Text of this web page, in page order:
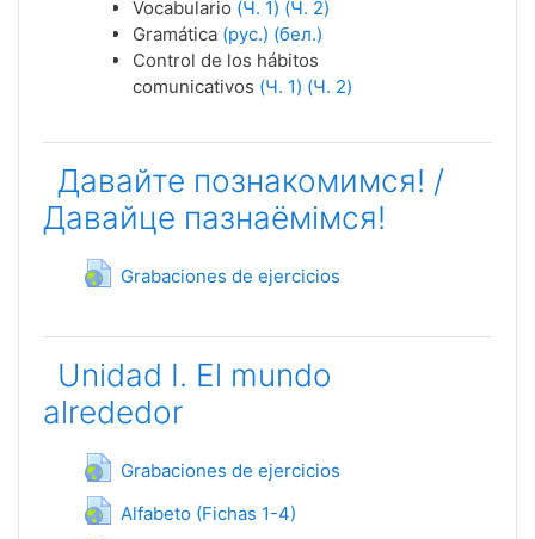
Vocabulario (Ч. 1) (Ч. 2)
Gramática (рус.) (бел.)
Control de los hábitos
comunicativos (Ч. 1) (Ч. 2)
Давайте познакомимся! /
Давайце пазнаёмімся!
Grabaciones de ejerciciosГиперссылка
Unidad I. El mundo
alrededor
Grabaciones de ejerciciosГиперссылка
Alfabeto (Fichas 1-4)Гиперссылка